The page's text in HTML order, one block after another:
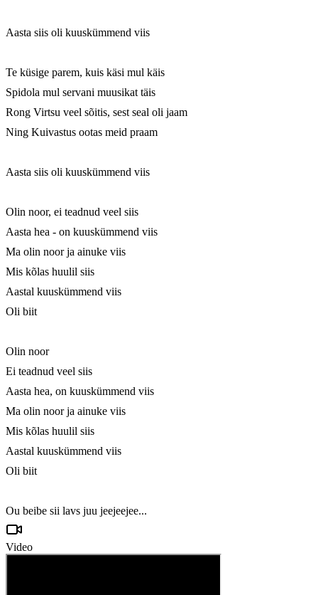
Aasta siis oli kuuskümmend viis
Te küsige parem, kuis käsi mul käis
Spidola mul servani muusikat täis
Rong Virtsu veel sõitis, sest seal oli jaam
Ning Kuivastus ootas meid praam
Aasta siis oli kuuskümmend viis
Olin noor, ei teadnud veel siis
Aasta hea - on kuuskümmend viis
Ma olin noor ja ainuke viis
Mis kõlas huulil siis
Aastal kuuskümmend viis
Oli biit
Olin noor
Ei teadnud veel siis
Aasta hea, on kuuskümmend viis
Ma olin noor ja ainuke viis
Mis kõlas huulil siis
Aastal kuuskümmend viis
Oli biit
Ou beibe sii lavs juu jeejeejee...
Video